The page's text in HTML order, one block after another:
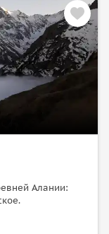
Алании: